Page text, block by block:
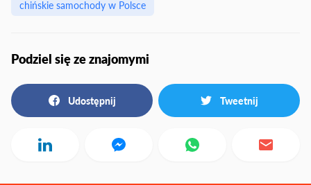
chińskie samochody w Polsce
Podziel się ze znajomymi
Udostępnij Tweetnij